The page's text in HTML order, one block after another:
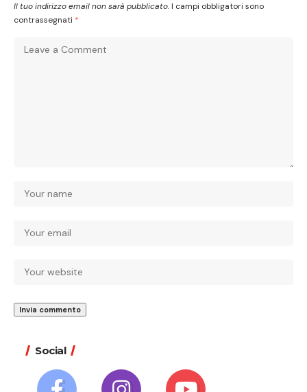
Il tuo indirizzo email non sarà pubblicato. I campi obbligatori sono
contrassegnati *
Social